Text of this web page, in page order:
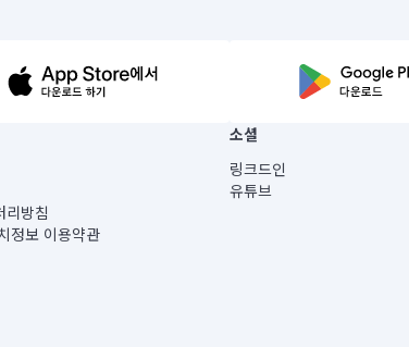
리방침
정보 이용약관
소셜
링크드인
유튜브